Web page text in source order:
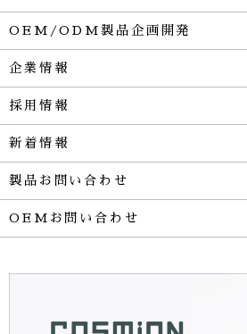
OEM/ODM製品企画開発
企業情報
採用情報
新着情報
製品お問い合わせ
OEMお問い合わせ